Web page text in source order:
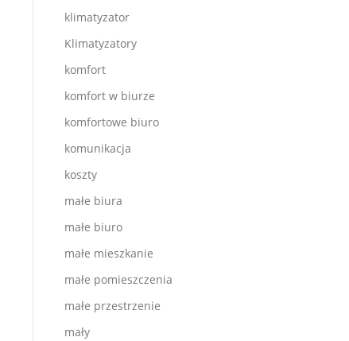
klimatyzator
Klimatyzatory
komfort
komfort w biurze
komfortowe biuro
komunikacja
koszty
małe biura
małe biuro
małe mieszkanie
małe pomieszczenia
małe przestrzenie
mały